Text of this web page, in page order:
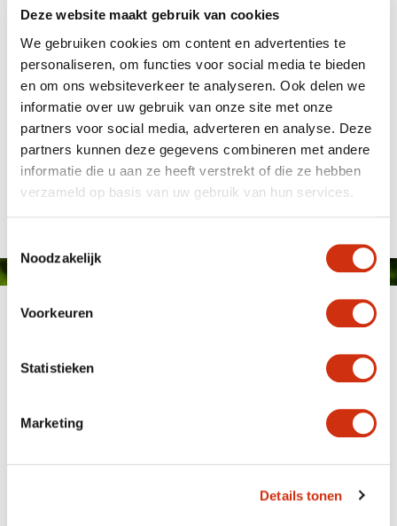
Deze website maakt gebruik van cookies
We gebruiken cookies om content en advertenties te
personaliseren, om functies voor social media te bieden
en om ons websiteverkeer te analyseren. Ook delen we
informatie over uw gebruik van onze site met onze
partners voor social media, adverteren en analyse. Deze
partners kunnen deze gegevens combineren met andere
informatie die u aan ze heeft verstrekt of die ze hebben
verzameld op basis van uw gebruik van hun services.
Noodzakelijk
Voorkeuren
Statistieken
Marketing
Details tonen
Gepubliceerd op: 25 januari 2018
MEMBER OF GROUP